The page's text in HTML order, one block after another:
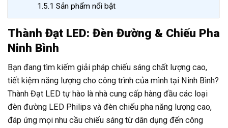
1.5.1 Sản phẩm nổi bật
Thành Đạt LED: Đèn Đường & Chiếu Pha
Ninh Bình
Bạn đang tìm kiếm giải pháp chiếu sáng chất lượng cao,
tiết kiệm năng lượng cho công trình của mình tại Ninh Bình?
Thành Đạt LED tự hào là nhà cung cấp hàng đầu các loại
đèn đường LED Philips và đèn chiếu pha năng lượng cao,
đáp ứng mọi nhu cầu chiếu sáng từ dân dụng đến công